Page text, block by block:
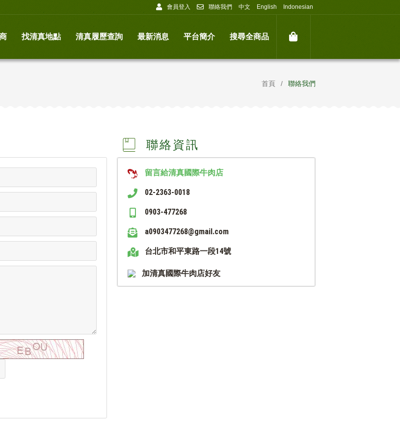
會員登入 聯絡我們 中文 English Indonesian
找清真地點 清真履歷查詢 最新消息 平台簡介 搜尋全商品
首頁 聯絡我們
聯絡資訊
留言給清真國際牛肉店
02-2363-0018
0903-477268
a0903477268@gmail.com
台北市和平東路一段14號
加清真國際牛肉店好友